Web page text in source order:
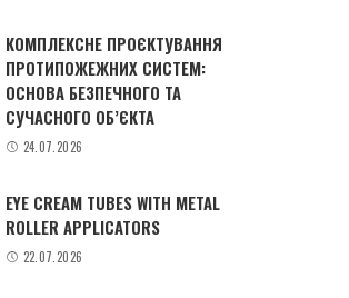
КОМПЛЕКСНЕ ПРОЄКТУВАННЯ
ПРОТИПОЖЕЖНИХ СИСТЕМ:
ОСНОВА БЕЗПЕЧНОГО ТА
СУЧАСНОГО ОБ’ЄКТА
24.07.2026
EYE CREAM TUBES WITH METAL
ROLLER APPLICATORS
22.07.2026